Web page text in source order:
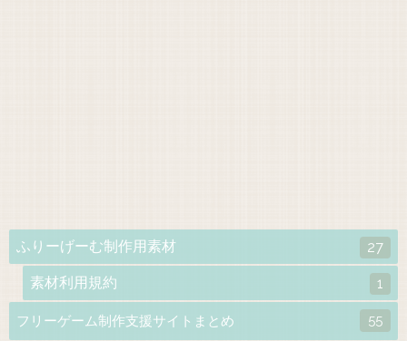
ふりーげーむ制作用素材 27
素材利用規約 1
フリーゲーム制作支援サイトまとめ 55